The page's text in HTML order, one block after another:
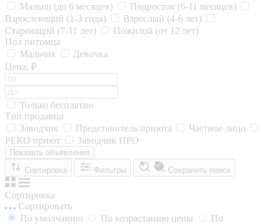
Малыш (до 6 месяцев)
Подросток (6-11 месяцев)
Взрослеющий (1-3 года)
Взрослый (4-6 лет)
Стареющий (7-11 лет)
Пожилой (от 12 лет)
Пол питомца
Мальчик
Девочка
Цена, ₽
Только бесплатно
Тип продавца
Заводчик
Представитель приюта
Частное лицо
РЕКО приют
Заводчик ПРО
Показать объявления
Сортировка
Фильтры Сохранить поиск
Сортировка
Сортировать
По умолчанию
По возрастанию цены
По